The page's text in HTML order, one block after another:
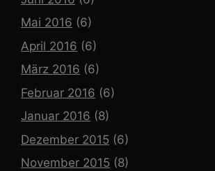
Mai 2016 (6)
April 2016 (6)
März 2016 (6)
Februar 2016 (6)
Januar 2016 (8)
Dezember 2015 (6)
November 2015 (8)